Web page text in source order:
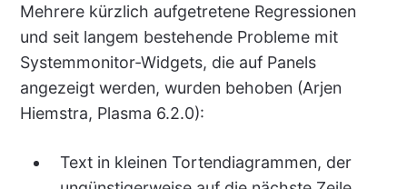
Mehrere kürzlich aufgetretene Regressionen
und seit langem bestehende Probleme mit
Systemmonitor-Widgets, die auf Panels
angezeigt werden, wurden behoben (Arjen
Hiemstra, Plasma 6.2.0):
Text in kleinen Tortendiagrammen, der